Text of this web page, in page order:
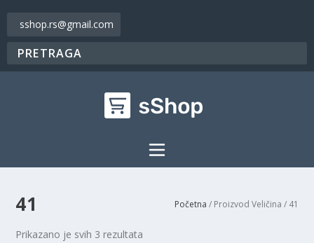
sshop.rs@gmail.com
41 Početna / Proizvod Veličina / 41
Prikazano je svih 3 rezultata